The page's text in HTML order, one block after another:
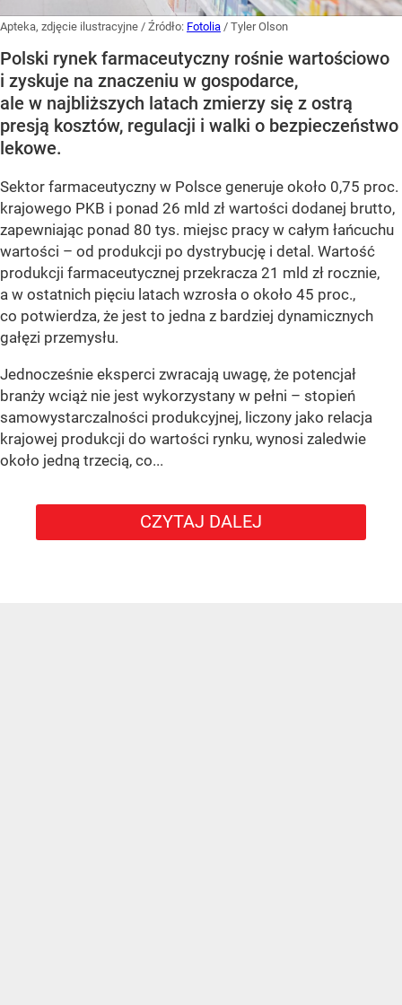
Apteka, zdjęcie ilustracyjne / Źródło: Fotolia / Tyler Olson
Polski rynek farmaceutyczny rośnie wartościowo
i zyskuje na znaczeniu w gospodarce,
ale w najbliższych latach zmierzy się z ostrą
presją kosztów, regulacji i walki o bezpieczeństwo
lekowe.
Sektor farmaceutyczny w Polsce generuje około 0,75 proc.
krajowego PKB i ponad 26 mld zł wartości dodanej brutto,
zapewniając ponad 80 tys. miejsc pracy w całym łańcuchu
wartości – od produkcji po dystrybucję i detal. Wartość
produkcji farmaceutycznej przekracza 21 mld zł rocznie,
a w ostatnich pięciu latach wzrosła o około 45 proc.,
co potwierdza, że jest to jedna z bardziej dynamicznych
gałęzi przemysłu.
Jednocześnie eksperci zwracają uwagę, że potencjał
branży wciąż nie jest wykorzystany w pełni – stopień
samowystarczalności produkcyjnej, liczony jako relacja
krajowej produkcji do wartości rynku, wynosi zaledwie
około jedną trzecią, co...
CZYTAJ DALEJ